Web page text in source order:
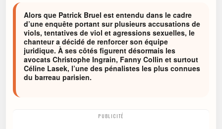
Alors que Patrick Bruel est entendu dans le cadre
d’une enquête portant sur plusieurs accusations de
viols, tentatives de viol et agressions sexuelles, le
chanteur a décidé de renforcer son équipe
juridique. À ses côtés figurent désormais les
avocats Christophe Ingrain, Fanny Collin et surtout
Céline Lasek, l’une des pénalistes les plus connues
du barreau parisien.
PUBLICITÉ